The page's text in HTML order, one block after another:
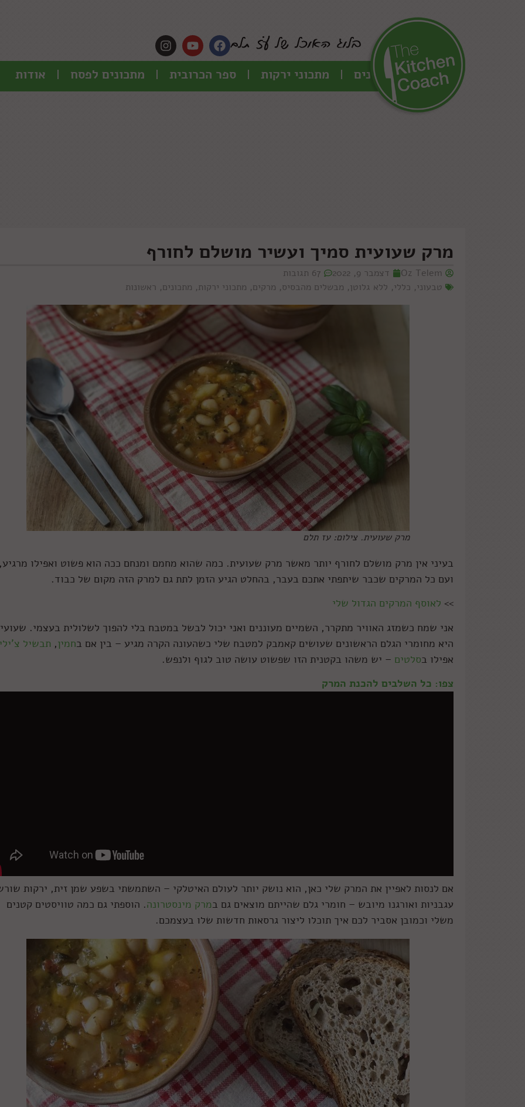
כל המתכונים מתכוני ירקות ספר הכרובית מתכונים לפסח אודות
מרק שעועית סמיך ועשיר מושלם לחורף
Oz Telem דצמבר 9, 2022
67 תגובות
טבעוני, כללי, ללא גלוטן, מבשלים מהבסיס, מרקים, מתכוני ירקות, מתכונים, ראשונות
מרק שעועית. צילום: עז תלם
בעיני אין מרק מושלם לחורף יותר מאשר מרק שעועית. כמה שהוא מחמם ומנחם ככה הוא פשוט ואפילו
ועם כל המרקים שכבר שיתפתי אתכם בעבר, בהחלט הגיע הזמן לתת גם למרק הזה מקום של כבוד.
>> לאוסף המרקים הגדול שלי
אני שמח כשמזג האוויר מתקרר, השמיים מעוננים ואני יכול לבשל במטבח בלי להפוך לשלולית בעצמי.
היא מחומרי הגלם הראשונים שעושים קאמבק למטבח שלי כשהעונה הקרה מגיע – בין אם בחמין, תבשיל
אפילו בסלטים – יש משהו בקטנית הזו שפשוט עושה טוב לגוף ולנפש.
צפו: כל השלבים להכנת המרק
אם לנסות לאפיין את המרק שלי כאן, הוא נושק יותר לעולם האיטלקי – השתמשתי בשפע שמן זית, ירקות
עגבניות ואורגנו מיובש – חומרי גלם שהייתם מוצאים גם במרק מינסטרונה. הוספתי גם כמה טוויסטים קטנים
משלי וכמובן אסביר לכם איך תוכלו ליצור גרסאות חדשות שלו בעצמכם.